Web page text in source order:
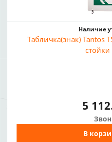
Наличие
Табличка(знак) Tantos
стойки
5
В